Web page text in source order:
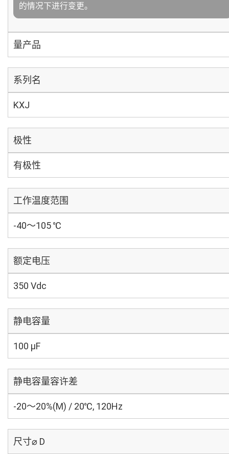
的情况下进行变更。
量产品
系列名
KXJ
极性
有极性
工作温度范围
-40～105 ℃
额定电压
350 Vdc
静电容量
100 µF
静电容量容许差
-20～20%(M) / 20℃, 120Hz
尺寸⌀ D